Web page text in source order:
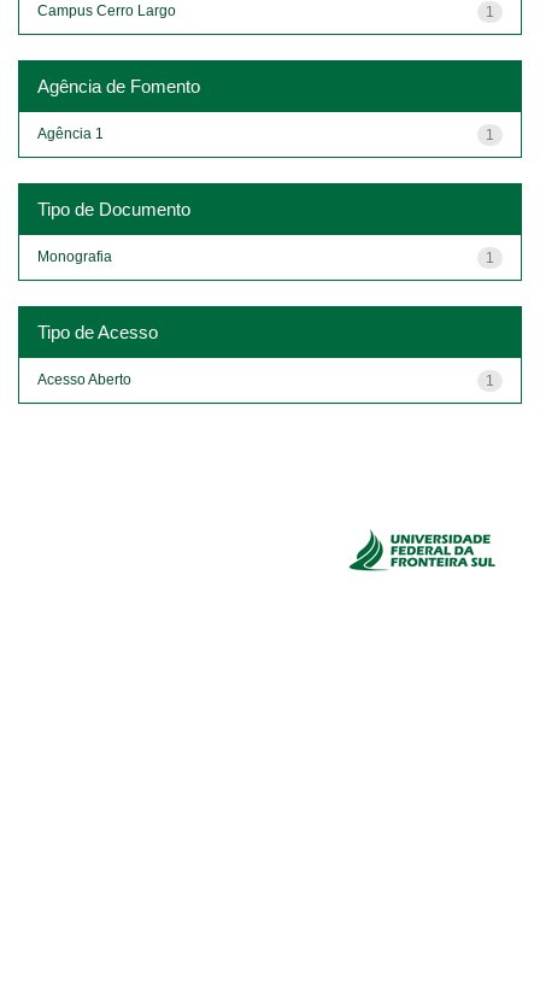
1
Campus Cerro Largo
Agência de Fomento
1
Agência 1
Tipo de Documento
1
Monografia
Tipo de Acesso
1
Acesso Aberto